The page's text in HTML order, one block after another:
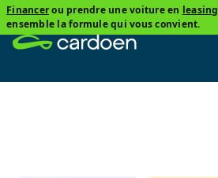
Financerou prendre une voiture en leasing
ensemble la formule qui vous convient.